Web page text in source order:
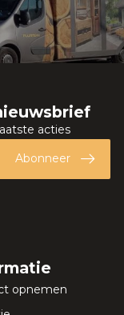
acties
Abonneer
opnemen